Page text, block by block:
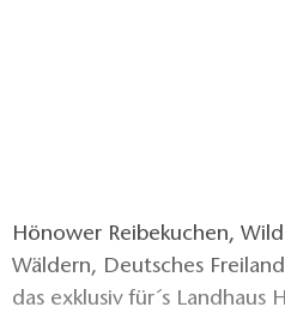
Hönower Reibekuchen,
Wäldern, Deutsches
das exklusiv für´s Landhaus